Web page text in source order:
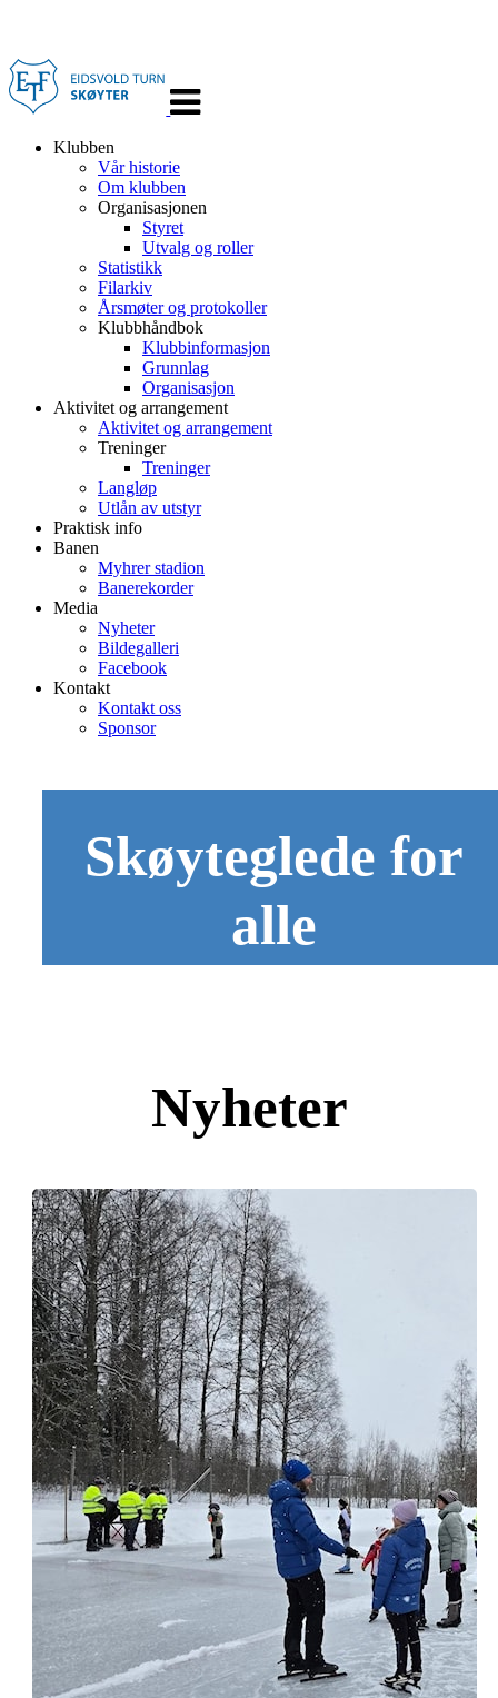
navigasjon
Klubben
Vår historie
Om klubben
Organisasjonen
Styret
Utvalg og roller
Statistikk
Filarkiv
Årsmøter og protokoller
Klubbhåndbok
Klubbinformasjon
Grunnlag
Organisasjon
Aktivitet og arrangement
Aktivitet og arrangement
Treninger
Treninger
Langløp
Utlån av utstyr
Praktisk info
Banen
Myhrer stadion
Banerekorder
Media
Nyheter
Bildegalleri
Facebook
Kontakt
Kontakt oss
Sponsor
Skøyteglede for
alle
Nyheter